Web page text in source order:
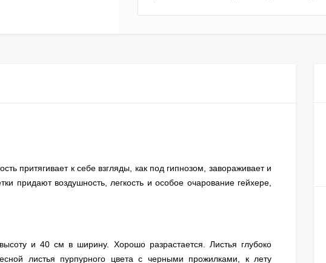
притягивает к себе взгляды, как под гипнозом, завораживает и
придают воздушность, легкость и особое очарование гейхере,
и 40 см в ширину. Хорошо разрастается. Листья глубоко
листья пурпурного цвета с черными прожилками, к лету